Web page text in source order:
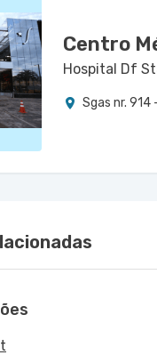
Centro
Hospital Df
Sgas nr. 914